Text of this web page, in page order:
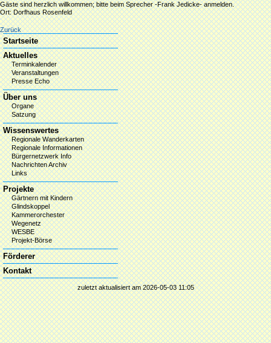
Gäste sind herzlich willkommen; bitte beim Sprecher -Frank Jedicke- anmelden.
Ort: Dorfhaus Rosenfeld
Zurück
Navigation
überspringen
Startseite
Aktuelles
Terminkalender
Veranstaltungen
Presse Echo
Über uns
Organe
Satzung
Wissenswertes
Regionale Wanderkarten
Regionale Informationen
Bürgernetzwerk Info
Nachrichten Archiv
Links
Projekte
Gärtnern mit Kindern
Glindskoppel
Kammerorchester
Wegenetz
WESBE
Projekt-Börse
Förderer
Kontakt
zuletzt aktualisiert am 2026-05-03 11:05